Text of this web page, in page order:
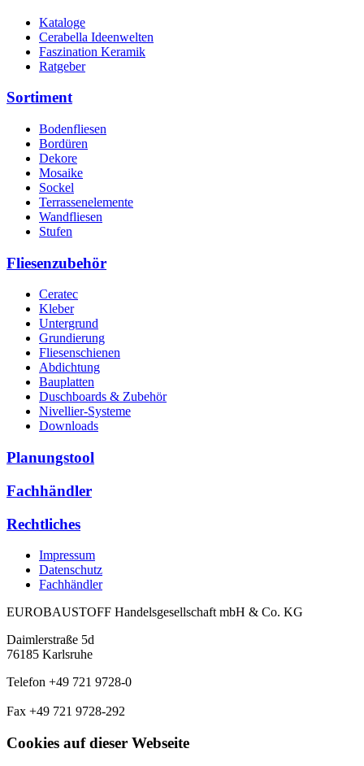
Kataloge
Cerabella Ideenwelten
Faszination Keramik
Ratgeber
Sortiment
Bodenfliesen
Bordüren
Dekore
Mosaike
Sockel
Terrassenelemente
Wandfliesen
Stufen
Fliesenzubehör
Ceratec
Kleber
Untergrund
Grundierung
Fliesenschienen
Abdichtung
Bauplatten
Duschboards & Zubehör
Nivellier-Systeme
Downloads
Planungstool
Fachhändler
Rechtliches
Impressum
Datenschutz
Fachhändler
EUROBAUSTOFF Handelsgesellschaft mbH & Co. KG
Daimlerstraße 5d
76185 Karlsruhe
Telefon +49 721 9728-0
Fax +49 721 9728-292
Cookies auf dieser Webseite